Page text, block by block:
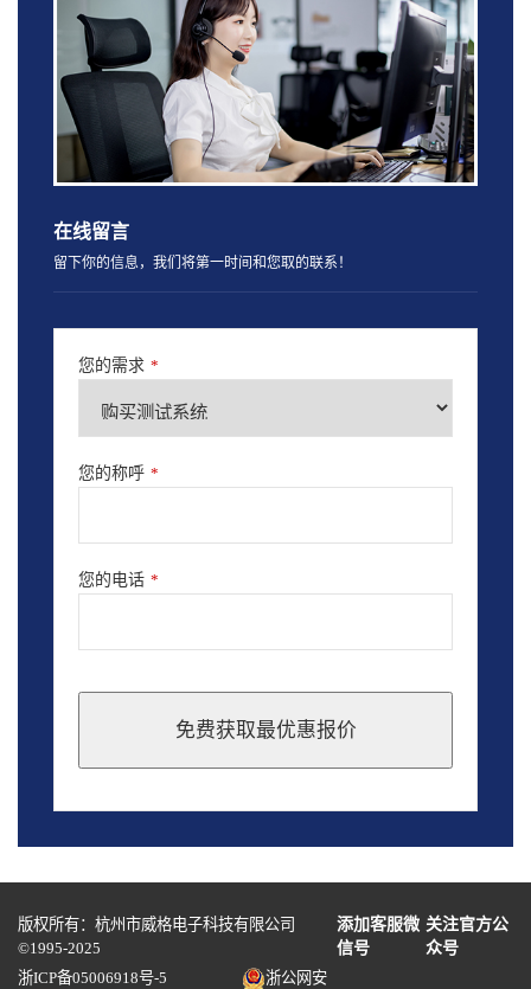
在线留言
留下你的信息，我们将第一时间和您取的联系！
您的需求 *
您的称呼 *
您的电话 *
免费获取最优惠报价
should
blank
版权所有：杭州市威格电子科技有限公司
©1995-2025
添加客服微
信号
关注官方公
众号
浙ICP备05006918号-5
浙公网安